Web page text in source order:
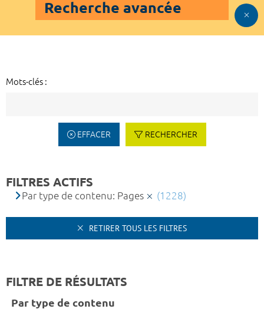
Recherche avancée
Mots-clés :
EFFACER RECHERCHER
FILTRES ACTIFS
Par type de contenu: Pages (1228)
RETIRER TOUS LES FILTRES
FILTRE DE RÉSULTATS
Par type de contenu